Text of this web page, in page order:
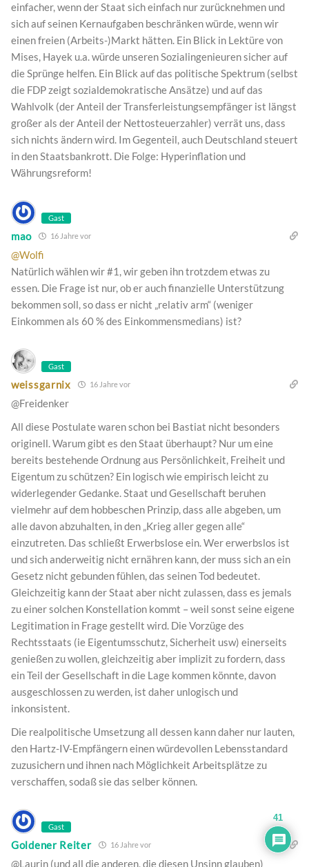
einfacher, wenn der Staat sich einfach nur zurücknehmen und
sich auf seinen Kernaufgaben beschränken würde, wenn wir
einen freien (Arbeits-)Markt hätten. Ein Blick in Lektüre von
Mises, Hayek u.a. würde unseren Sozialingenieuren sicher auf
die Sprünge helfen. Ein Blick auf das politische Spektrum (selbst
die FDP zeigt sozialdemokratische Ansätze) und auf das
Wahlvolk (der Anteil der Transferleistungsempfänger ist längst
großer als der Anteil der Nettosteuerzahler) verrät uns, dass
sich nichts ändern wird. Im Gegenteil, auch Deutschland steuert
in den Staatsbankrott. Die Folge: Hyperinflation und
Währungsreform!
Gast
mao 16 Jahre vor
@Wolfi
Natürlich wählen wir #1, wir geben ihn trotzdem etwas zu
essen. Die Frage ist nur, ob er auch finanzielle Unterstützung
bekommen soll, so dass er nicht „relativ arm“ (weniger
Einkommen als 60 % des Einkommensmedians) ist?
Gast
weissgarnix 16 Jahre vor
@Freidenker
All diese Postulate waren schon bei Bastiat nicht besonders
originell. Warum gibt es den Staat überhaupt? Nur um eine
bereits bestehende Ordnung aus Persönlichkeit, Freiheit und
Eigentum zu schützen? Ein logisch wie empirisch leicht zu
widerlegender Gedanke. Staat und Gesellschaft beruhen
vielmehr auf dem hobbeschen Prinzip, dass alle abgeben, um
alle davon abzuhalten, in den „Krieg aller gegen alle“
einzutreten. Das schließt Erwerbslose ein. Wer erwerbslos ist
und sich anderweitig nicht ernähren kann, der muss sich an ein
Gesetz nicht gebunden fühlen, das seinen Tod bedeutet.
Gleichzeitig kann der Staat aber nicht zulassen, dass es jemals
zu einer solchen Konstellation kommt – weil sonst seine eigene
Legitimation in Frage gestellt wird. Die Vorzüge des
Rechtsstaats (ie Eigentumsschutz, Sicherheit usw) einerseits
genießen zu wollen, gleichzeitig aber implizit zu fordern, dass
ein Teil der Gesellschaft in die Lage kommen könnte, davon
ausgeschlossen zu werden, ist daher unlogisch und
inkonsistent.
Die realpolitische Umsetzung all dessen kann daher nur lauten,
den Hartz-IV-Empfängern einen würdevollen Lebensstandard
zuzusichern und ihnen nach Möglichkeit Arbeitsplätze zu
verschaffen, sodaß sie das selber können.
Gast
Goldener Reiter 16 Jahre vor
@Laurin (und all die anderen, die diesen Unsinn glauben)
41